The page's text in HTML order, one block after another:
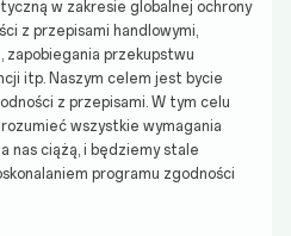
w zakresie globalnej ochrony
z przepisami handlowymi,
zapobiegania przekupstwu
itp. Naszym celem jest bycie
z przepisami. W tym celu
wszystkie wymagania
nas ciążą, i będziemy stale
programu zgodności